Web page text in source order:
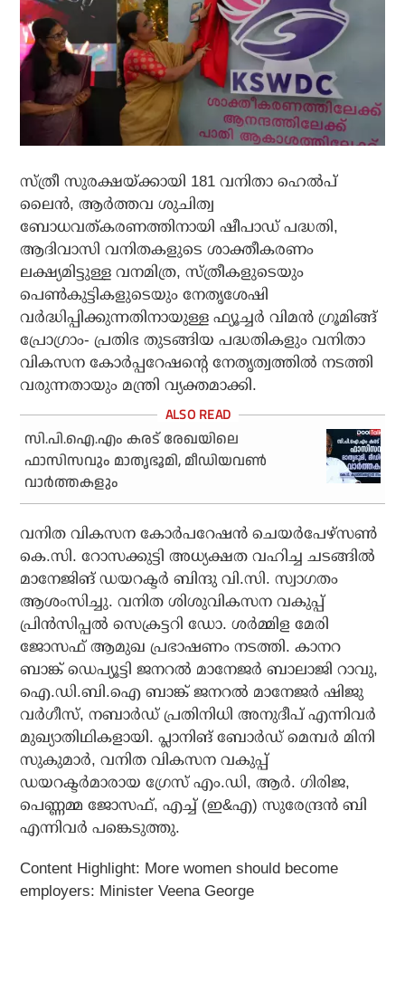
സ്ത്രീ സുരക്ഷയ്ക്കായി 181 വനിതാ ഹെല്‍പ്
ലൈന്‍, ആര്‍ത്തവ ശുചിത്വ
ബോധവത്കരണത്തിനായി ഷീപാഡ് പദ്ധതി,
ആദിവാസി വനിതകളുടെ ശാക്തീകരണം
ലക്ഷ്യമിട്ടുള്ള വനമിത്ര, സ്ത്രീകളുടെയും
പെണ്‍കുട്ടികളുടെയും നേതൃശേഷി
വര്‍ദ്ധിപ്പിക്കുന്നതിനായുള്ള ഫ്യൂച്ചര്‍ വിമന്‍ ഗ്രൂമിങ്ങ്
പ്രോഗ്രാം- പ്രതിഭ തുടങ്ങിയ പദ്ധതികളും വനിതാ
വികസന കോര്‍പ്പറേഷന്റെ നേതൃത്വത്തില്‍ നടത്തി
വരുന്നതായും മന്ത്രി വ്യക്തമാക്കി.
സി.പി.ഐ.എം കരട് രേഖയിലെ
ഫാസിസവും മാതൃഭൂമി, മീഡിയവണ്‍
വാര്‍ത്തകളും
വനിത വികസന കോര്‍പറേഷന്‍ ചെയര്‍പേഴ്സണ്‍
കെ.സി. റോസക്കുട്ടി അധ്യക്ഷത വഹിച്ച ചടങ്ങില്‍
മാനേജിങ് ഡയറക്ടര്‍ ബിന്ദു വി.സി. സ്വാഗതം
ആശംസിച്ചു. വനിത ശിശുവികസന വകുപ്പ്
പ്രിന്‍സിപ്പല്‍ സെക്രട്ടറി ഡോ. ശര്‍മ്മിള മേരി
ജോസഫ് ആമുഖ പ്രഭാഷണം നടത്തി. കാനറ
ബാങ്ക് ഡെപ്യൂട്ടി ജനറല്‍ മാനേജര്‍ ബാലാജി റാവു,
ഐ.ഡി.ബി.ഐ ബാങ്ക് ജനറല്‍ മാനേജര്‍ ഷിജു
വര്‍ഗീസ്, നബാര്‍ഡ് പ്രതിനിധി അനുദീപ് എന്നിവര്‍
മുഖ്യാതിഥികളായി. പ്ലാനിങ് ബോര്‍ഡ് മെമ്പര്‍ മിനി
സുകുമാര്‍, വനിത വികസന വകുപ്പ്
ഡയറക്ടര്‍മാരായ ഗ്രേസ് എം.ഡി, ആര്‍. ഗിരിജ,
പെണ്ണമ്മ ജോസഫ്, എച്ച് (ഇ&എ) സുരേന്ദ്രന്‍ ബി
എന്നിവര്‍ പങ്കെടുത്തു.
Content Highlight: More women should become
employers: Minister Veena George